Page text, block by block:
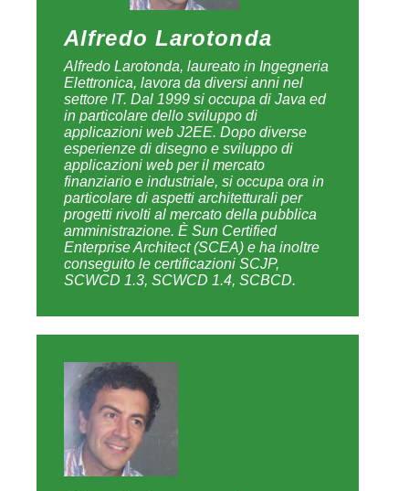
Alfredo Larotonda
Alfredo Larotonda, laureato in Ingegneria
Elettronica, lavora da diversi anni nel
settore IT. Dal 1999 si occupa di Java ed
in particolare dello sviluppo di
applicazioni web J2EE. Dopo diverse
esperienze di disegno e sviluppo di
applicazioni web per il mercato
finanziario e industriale, si occupa ora in
particolare di aspetti architetturali per
progetti rivolti al mercato della pubblica
amministrazione. È Sun Certified
Enterprise Architect (SCEA) e ha inoltre
conseguito le certificazioni SCJP,
SCWCD 1.3, SCWCD 1.4, SCBCD.